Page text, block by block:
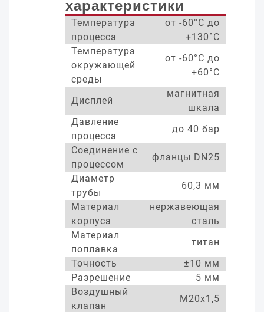
характеристики
Температура
процесса
от -60°С до
+130°С
Температура
окружающей
среды
от -60°С до
+60°С
Дисплей
магнитная
шкала
Давление
процесса
до 40 бар
Соединение с
процессом
фланцы DN25
Диаметр
трубы
60,3 мм
Материал
корпуса
нержавеющая
сталь
Материал
поплавка
титан
Точность
±10 мм
Разрешение
5 мм
Воздушный
клапан
М20х1,5